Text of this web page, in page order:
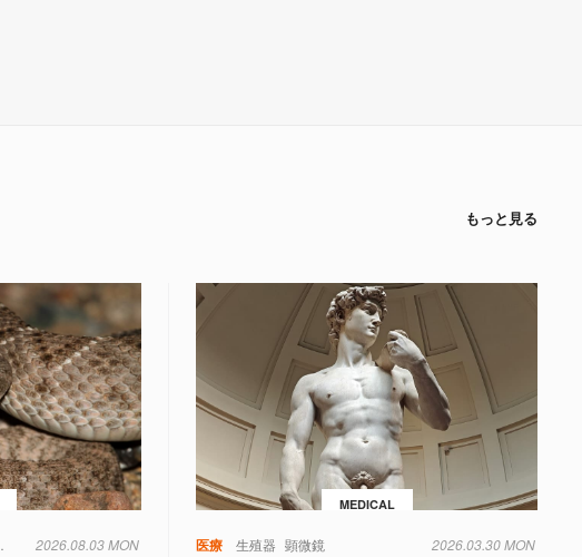
もっと見る
実験 毒 遺伝子
2026.08.03 MON
MEDICAL
医療 生殖器 顕微鏡 2026.03.30 MON